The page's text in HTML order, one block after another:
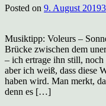
Posted on 9. August 2019
Musiktipp: Voleurs –
Brücke zwischen dem
– ich ertrage ihn still,
aber ich weiß, dass diese
haben wird. Man merkt,
denn es […]